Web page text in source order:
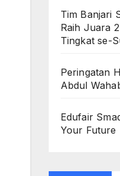
Tim Banjari
Raih Juara
Tingkat se-
Peringatan
Abdul
Edufair
Your Future